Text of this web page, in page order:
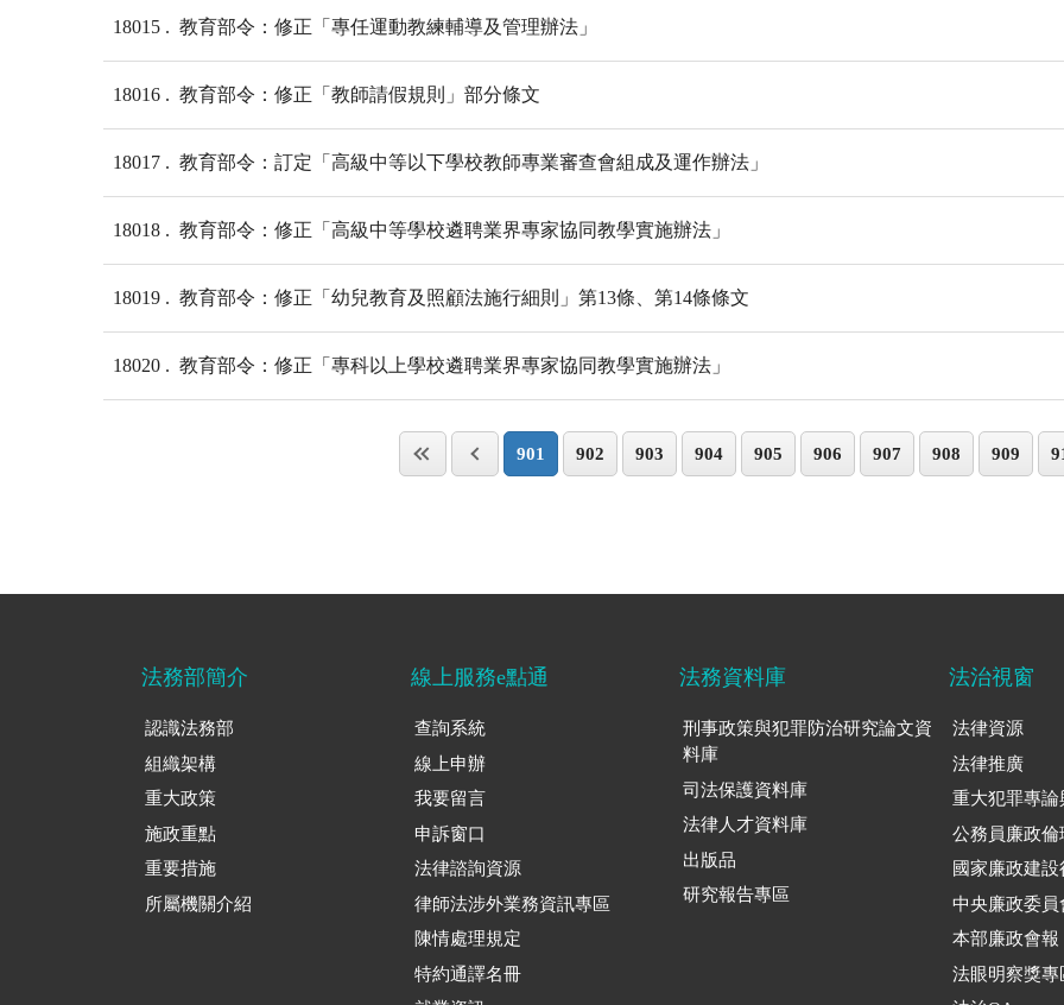
18015 教育部令：修正「專任運動教練輔導及管理辦法」
18016 教育部令：修正「教師請假規則」部分條文
18017 教育部令：訂定「高級中等以下學校教師專業審查會組成及運作辦法」
18018 教育部令：修正「高級中等學校遴聘業界專家協同教學實施辦法」
18019 教育部令：修正「幼兒教育及照顧法施行細則」第13條、第14條條文
18020 教育部令：修正「專科以上學校遴聘業界專家協同教學實施辦法」
901 902 903 904 905 906 907 908 909
法務部簡介
認識法務部
組織架構
重大政策
施政重點
重要措施
所屬機關介紹
線上服務e點通
查詢系統
線上申辦
我要留言
申訴窗口
法律諮詢資源
律師法涉外業務資訊專區
陳情處理規定
特約通譯名冊
法務資料庫
刑事政策與犯罪防治研究論文資
料庫
司法保護資料庫
法律人才資料庫
出版品
研究報告專區
法治視窗
法律資源
法律推廣
重大犯罪專論
公務員廉政倫
國家廉政建設
中央廉政委員
本部廉政會報
法眼明察獎專